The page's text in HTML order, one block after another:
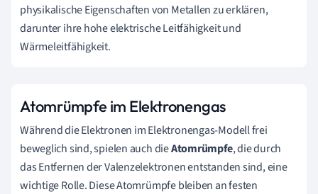
physikalische Eigenschaften von Metallen zu erklären,
darunter ihre hohe elektrische Leitfähigkeit und
Wärmeleitfähigkeit.
Atomrümpfe im Elektronengas
Während die Elektronen im Elektronengas-Modell frei
beweglich sind, spielen auch dieAtomrümpfe, die durch
das Entfernen der Valenzelektronen entstanden sind, eine
wichtige Rolle. Diese Atomrümpfe bleiben an festen